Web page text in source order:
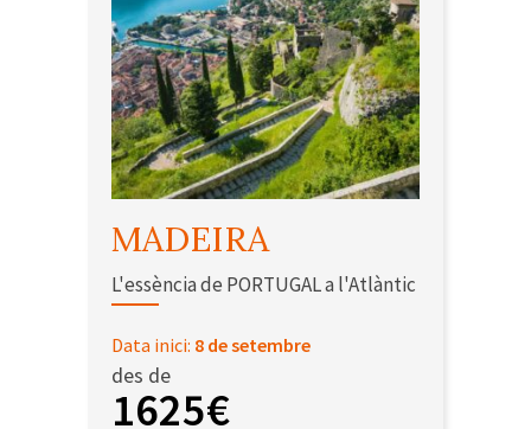
MADEIRA
L'essència de PORTUGAL a l'Atlàntic
Data inici: 8 de setembre
des de
1625€